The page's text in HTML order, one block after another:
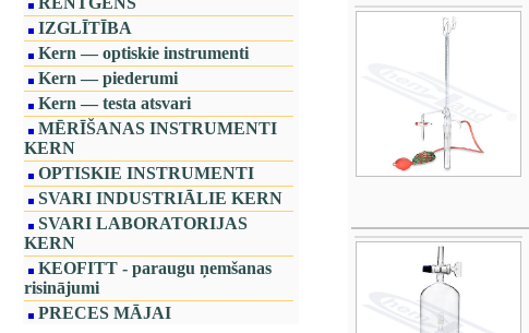
IZGLĪTĪBA
Kern — optiskie instrumenti
Kern — piederumi
Kern — testa atsvari
MĒRĪŠANAS INSTRUMENTI
KERN
OPTISKIE INSTRUMENTI
SVARI INDUSTRIĀLIE KERN
SVARI LABORATORIJAS
KERN
KEOFITT - paraugu ņemšanas
risinājumi
PRECES MĀJAI